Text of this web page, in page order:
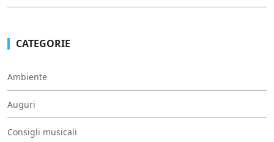
CATEGORIE
Ambiente
Auguri
Consigli musicali